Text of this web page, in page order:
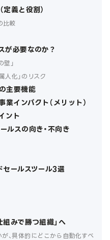
義と役割）
比較
が必要なのか？
壁」
人化」のリスク
主要機能
インパクト（メリット）
ント
ルスの向き・不向き
セールスツール3選
組みで勝つ組織」へ
、具体的にどこから自動化すべ